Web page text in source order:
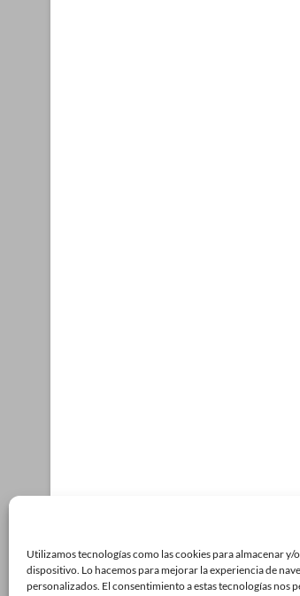
Utilizamos tecnologías como las cookies para almacenar y/
dispositivo. Lo hacemos para mejorar la experiencia de
personalizados. El consentimiento a estas tecnologías nos